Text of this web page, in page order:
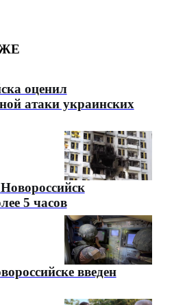
оценил
атаки украинских
5 часов
введен